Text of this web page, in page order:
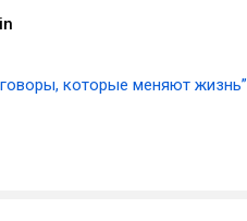
которые меняют жизнь”